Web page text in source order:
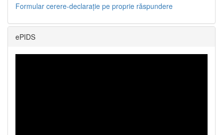
Formular cerere-declarație pe proprie răspundere
ePIDS